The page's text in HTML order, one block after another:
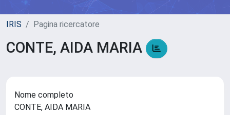
IRIS Pagina ricercatore
CONTE, AIDA MARIA
Nome completo
CONTE, AIDA MARIA